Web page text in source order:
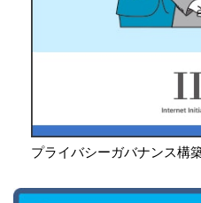
プライバシーガバナンス構